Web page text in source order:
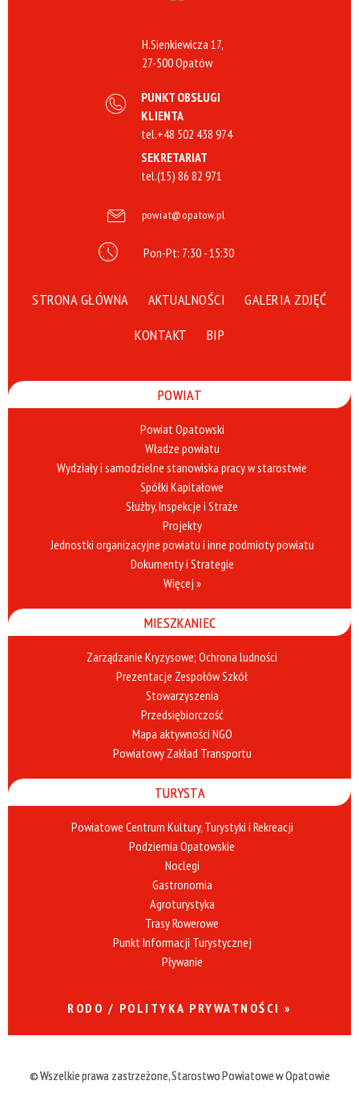
H.Sienkiewicza 17,
27-500 Opatów
PUNKT OBSŁUGI
KLIENTA
tel.+48 502 438 974
SEKRETARIAT
tel.(15) 86 82 971
powiat@opatow.pl
Pon-Pt: 7:30 - 15:30
STRONA GŁÓWNA AKTUALNOŚCI
GALERIA ZDJĘĆ
KONTAKT
BIP
POWIAT
Powiat Opatowski
Władze powiatu
Wydziały i samodzielne stanowiska pracy w starostwie
Spółki Kapitałowe
Służby, Inspekcje i Straże
Projekty
Jednostki organizacyjne powiatu i inne podmioty powiatu
Dokumenty i Strategie
Więcej »
MIESZKANIEC
Zarządzanie Kryzysowe; Ochrona ludności
Prezentacje Zespołów Szkół
Stowarzyszenia
Przedsiębiorczość
Mapa aktywności NGO
Powiatowy Zakład Transportu
TURYSTA
Powiatowe Centrum Kultury, Turystyki i Rekreacji
Podziemia Opatowskie
Noclegi
Gastronomia
Agroturystyka
Trasy Rowerowe
Punkt Informacji Turystycznej
Pływanie
RODO / POLITYKA PRYWATNOŚCI »
© Wszelkie prawa zastrzeżone, Starostwo Powiatowe w Opatowie